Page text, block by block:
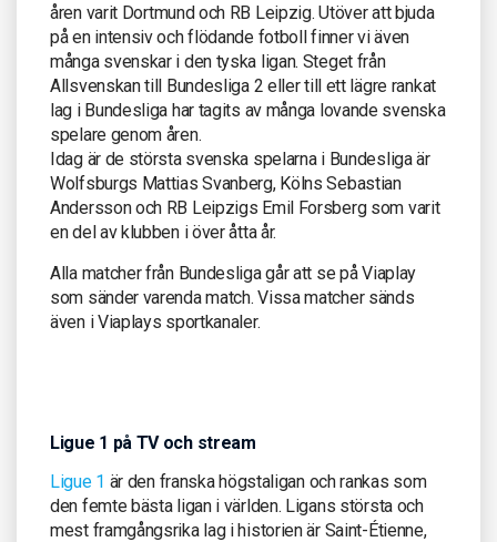
åren varit Dortmund och RB Leipzig. Utöver att bjuda
på en intensiv och flödande fotboll finner vi även
många svenskar i den tyska ligan. Steget från
Allsvenskan till Bundesliga 2 eller till ett lägre rankat
lag i Bundesliga har tagits av många lovande svenska
spelare genom åren.
Idag är de största svenska spelarna i Bundesliga är
Wolfsburgs Mattias Svanberg, Kölns Sebastian
Andersson och RB Leipzigs Emil Forsberg som varit
en del av klubben i över åtta år.
Alla matcher från Bundesliga går att se på Viaplay
som sänder varenda match. Vissa matcher sänds
även i Viaplays sportkanaler.
Ligue 1 på TV och stream
Ligue 1 är den franska högstaligan och rankas som
den femte bästa ligan i världen. Ligans största och
mest framgångsrika lag i historien är Saint-Étienne,